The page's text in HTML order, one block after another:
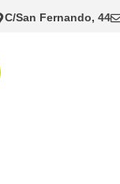
C/San Fernando, 44